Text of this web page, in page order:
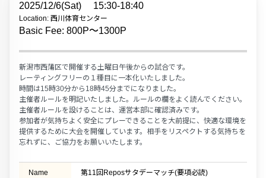
2025/12/6(Sat) 15:30-18:40
Location: 西川体育センター
Basic Fee: 800P〜1300P
新潟市西蒲区で開催する土曜日午後からの試合です。
レーティングフリーの１種目に一本化いたしました。
時間は15時30分から18時45分までになりました。
主催者ルールを明記いたしました。ルールの欄をよく読んでください。
主催者ルールを設けることは、運営本部に確認済みです。
参加者が気持ちよく安全にプレーできることを大前提に、快適な環境を
提供するために大会を開催しています。相手をリスペクトする気持ちを
忘れずに、ご協力をお願いいたします。
Name 第11回Reposサタデーマッチ(要項必読)